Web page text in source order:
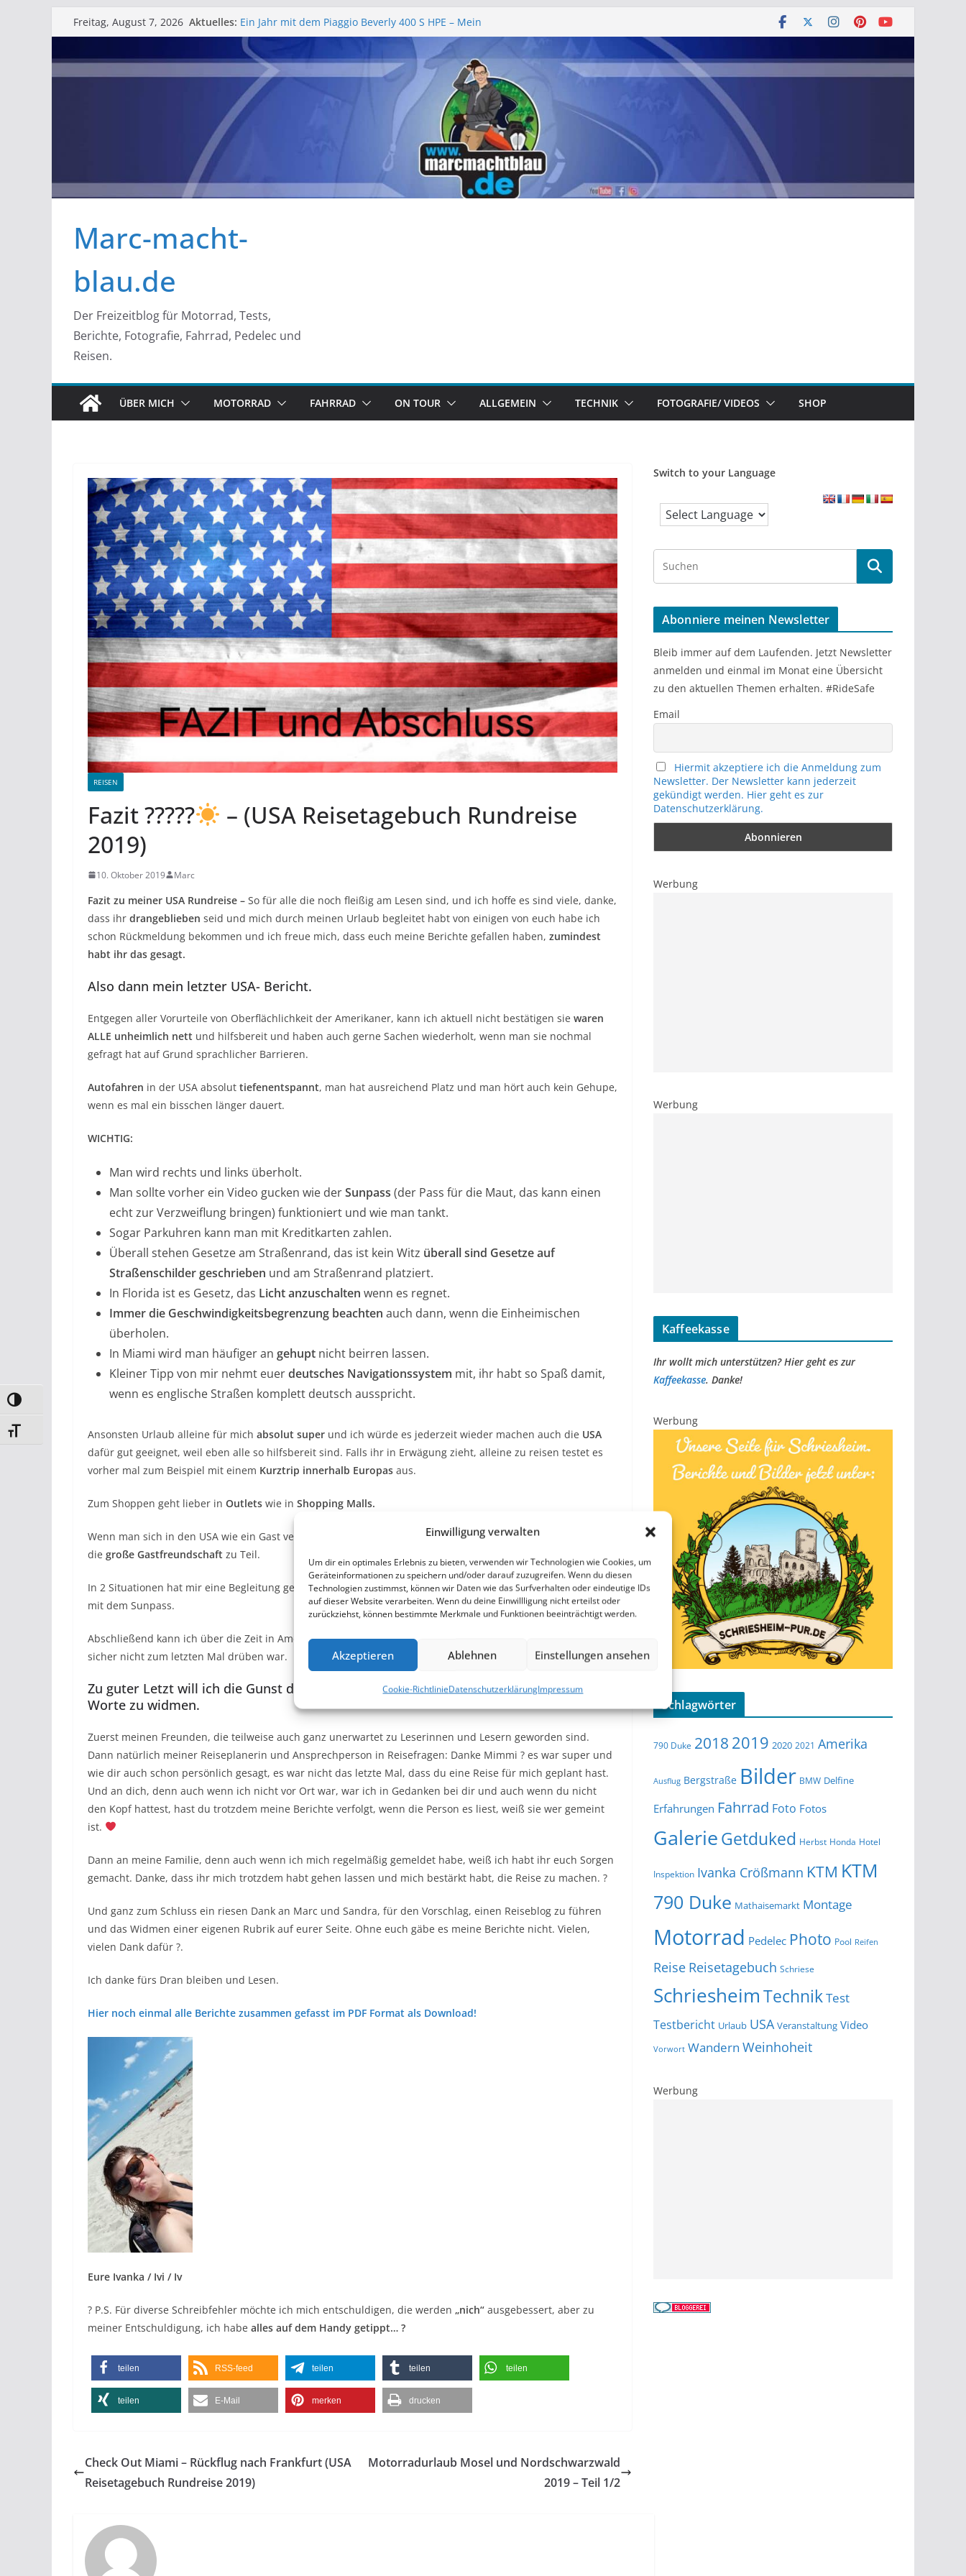
Einwilligung verwalten
Um dir ein optimales Erlebnis zu bieten, verwenden wir Technologien wie Cookies, um
Geräteinformationen zu speichern und/oder darauf zuzugreifen. Wenn du diesen
Technologien zustimmst, können wir Daten wie das Surfverhalten oder eindeutige IDs
auf dieser Website verarbeiten. Wenn du deine Einwillligung nicht erteilst oder
zurückziehst, können bestimmte Merkmale und Funktionen beeinträchtigt werden.
Akzeptieren Ablehnen Einstellungen ansehen
Cookie-RichtlinieDatenschutzerklärungImpressum
Umschalten auf hohe Kontraste
Schrift vergrößern
Zum
Inhalt
springen
Freitag, August 7, 2026 Aktuelles: Ein Jahr mit dem Piaggio Beverly 400 S HPE – Mein
Erfahrungsbericht
Barlfest der Barlgemeinschaft e.V. – Ein rundum
gelungenes Wochenende 2026
Rosenmontag in Zell 2026 – „am leevste in Zell, gell?!“
Schlüsselbatterie wechseln Piaggio Beverly und MP3
Bessere Helmfachbeleuchtung – Piaggio Beverly
Marc-macht-
blau.de
Der Freizeitblog für Motorrad, Tests,
Berichte, Fotografie, Fahrrad, Pedelec und
Reisen.
ÜBER MICH MOTORRAD FAHRRAD ON TOUR ALLGEMEIN TECHNIK FOTOGRAFIE/ VIDEOS SHOP
REISEN
Fazit ?????
– (USA Reisetagebuch Rundreise
2019)
10. Oktober 2019 Marc
Fazit zu meiner USA Rundreise – So für alle die noch fleißig am Lesen sind, und ich hoffe es sind viele, danke,
dass ihr drangeblieben seid und mich durch meinen Urlaub begleitet habt von einigen von euch habe ich
schon Rückmeldung bekommen und ich freue mich, dass euch meine Berichte gefallen haben, zumindest
habt ihr das gesagt.
Also dann mein letzter USA- Bericht.
Entgegen aller Vorurteile von Oberflächlichkeit der Amerikaner, kann ich aktuell nicht bestätigen sie waren
ALLE unheimlich nett und hilfsbereit und haben auch gerne Sachen wiederholt, wenn man sie nochmal
gefragt hat auf Grund sprachlicher Barrieren.
Autofahren in der USA absolut tiefenentspannt, man hat ausreichend Platz und man hört auch kein Gehupe,
wenn es mal ein bisschen länger dauert.
WICHTIG:
Man wird rechts und links überholt.
Man sollte vorher ein Video gucken wie derSunpass (der Pass für die Maut, das kann einen
echt zur Verzweiflung bringen) funktioniert und wie man tankt.
Sogar Parkuhren kann man mit Kreditkarten zahlen.
Überall stehen Gesetze am Straßenrand, das ist kein Witz überall sind Gesetze auf
Straßenschilder geschrieben und am Straßenrand platziert.
In Florida ist es Gesetz, das Licht anzuschalten wenn es regnet.
Immer die Geschwindigkeitsbegrenzung beachten auch dann, wenn die Einheimischen
überholen.
In Miami wird man häufiger an gehupt nicht beirren lassen.
Kleiner Tipp von mir nehmt euerdeutsches Navigationssystem mit, ihr habt so Spaß damit,
wenn es englische Straßen komplett deutsch ausspricht.
Ansonsten Urlaub alleine für mich absolut super und ich würde es jederzeit wieder machen auch die USA
dafür gut geeignet, weil eben alle so hilfsbereit sind. Falls ihr in Erwägung zieht, alleine zu reisen testet es
vorher mal zum Beispiel mit einem Kurztrip innerhalb Europas aus.
Zum Shoppen geht lieber in Outlets wie in Shopping Malls.
Wenn man sich in den USA wie ein Gast verhält, dann wird man auch wie ein Gast behandelt und einem wird
die große Gastfreundschaft zu Teil.
In 2 Situationen hat mir eine Begleitung gefehlt. In Disney World und bei meiner verzweifelten Geschichte
mit dem Sunpass.
Abschließend kann ich über die Zeit in Amerika sagen, dass ich es jederzeit wieder machen würde und ich
sicher nicht zum letzten Mal drüben war.
Zu guter Letzt will ich die Gunst der Stunde nutzen, um ein paar Menschen ein paar
Worte zu widmen.
Zuerst meinen Freunden, die teilweise auch ganz unerwartet zu Leserinnen und Lesern geworden sind.
Dann natürlich meiner Reiseplanerin und Ansprechperson in Reisefragen: Danke Mimmi ? es war super und
wie dir auch schon persönlich gesagt, es war nicht das letzte Mal, dass du eine Reise für mich geplant hast.
Und an dich, denn auch wenn ich nicht vor Ort war, war ich in Gedanken bei dir und auch wenn du nicht
den Kopf hattest, hast du trotzdem meine Berichte verfolgt, wenn die Person es liest, weiß sie wer gemeint
ist.
Dann an meine Familie, denn auch wenn ich mich regelmäßig gemeldet habe, weiß ich habt ihr euch Sorgen
gemacht. Danke, dass ihr mich trotzdem habt gehen lassen und mich bestärkt habt, die Reise zu machen. ?
Und ganz zum Schluss ein riesen Dank an Marc und Sandra, für den Vorschlag, einen Reiseblog zu führen
und das Widmen einer eigenen Rubrik auf eurer Seite. Ohne euch gäbe es meine Berichte nicht. Vielen,
vielen Dank dafür ?.
Ich danke fürs Dran bleiben und Lesen.
Hier noch einmal alle Berichte zusammen gefasst im PDF Format als Download!
Eure Ivanka / Ivi / Iv
? P.S. Für diverse Schreibfehler möchte ich mich entschuldigen, die werden „nich“ ausgebessert, aber zu
meiner Entschuldigung, ich habe alles auf dem Handy getippt… ?
teilen RSS-feed teilen teilen teilen
teilen E-Mail merken drucken
Check Out Miami – Rückflug nach Frankfurt (USA
Reisetagebuch Rundreise 2019)
Motorradurlaub Mosel und Nordschwarzwald
2019 – Teil 1/2
Switch to your Language
r
h
Abonniere meinen Newsletter
Bleib immer auf dem Laufenden. Jetzt Newsletter
anmelden und einmal im Monat eine Übersicht
zu den aktuellen Themen erhalten. #RideSafe
Email
Hiermit akzeptiere ich die Anmeldung zum
Newsletter. Der Newsletter kann jederzeit
gekündigt werden. Hier geht es zur
Datenschutzerklärung.
Werbung
Werbung
Kaffeekasse
Ihr wollt mich unterstützen? Hier geht es zur
Kaffeekasse. Danke!
Werbung
Schlagwörter
790 Duke 2018 2019 2020 2021 Amerika
Ausflug Bergstraße Bilder BMW Delfine
Erfahrungen Fahrrad Foto Fotos
GalerieGetduked Herbst Honda Hotel
Inspektion Ivanka Crößmann KTM KTM
790 Duke Mathaisemarkt Montage
Motorrad Pedelec Photo Pool Reifen
Reise Reisetagebuch Schriese
SchriesheimTechnikTest
Testbericht Urlaub USA Veranstaltung Video
Vorwort Wandern Weinhoheit
Werbung